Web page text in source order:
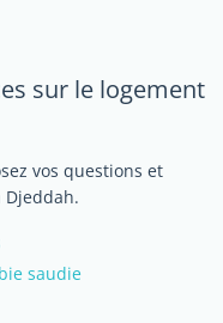
sur le logement
vos questions et
Djeddah.
saudie